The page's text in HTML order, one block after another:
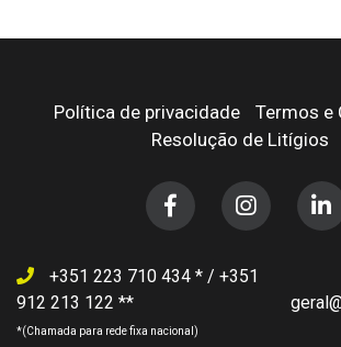
Política de privacidade
Termos e
Resolução de Litígios
+351 223 710 434 / +351
912 213 122